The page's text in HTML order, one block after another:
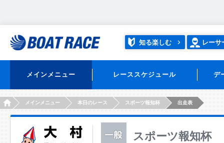
知る楽しむ レーサ
メインメニュー レーススケジュール デ
HOMEメインメニュー 本日のレース スポーツ報知杯 出走表
スポーツ報知杯